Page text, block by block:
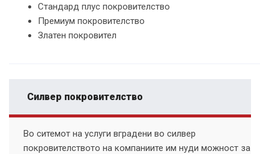
Стандард плус покровителство
Премиум покровителство
Златен покровител
Силвер покровителство
Во ситемот на услуги вградени во силвер
покровителството на компаниите им нуди можност за